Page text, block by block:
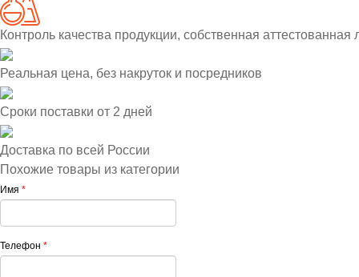
Контроль качества продукции, собственная аттестованная
Реальная цена, без накруток и посредников
Сроки поставки от 2 дней
Доставка по всей России
Похожие товары из категории
Имя *
Телефон *